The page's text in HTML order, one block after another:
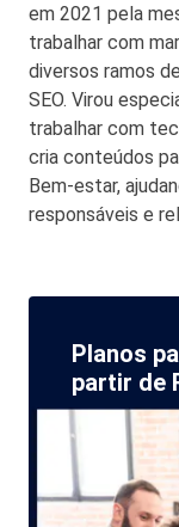
em 2021 pela
trabalhar com
diversos ramos
SEO. Virou
trabalhar com
cria conteúdos
Bem-estar,
responsáveis e
Planos
partir de